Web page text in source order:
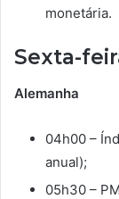
monetária.
Sexta-
Alemanha
04h00 –
anual);
05h30 –